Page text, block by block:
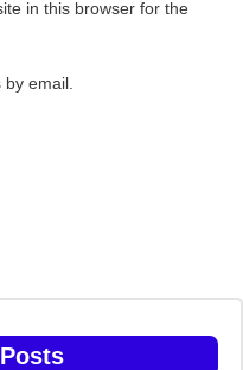
in this browser for the
email.